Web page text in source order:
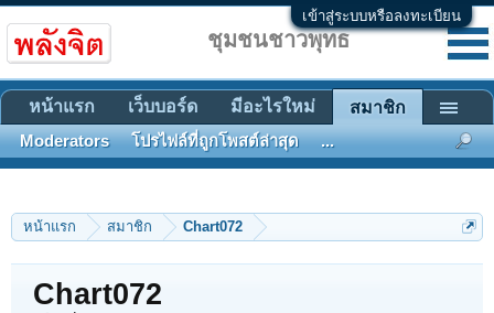
เข้าสู่ระบบหรือลงทะเบียน
หน้าแรก สมาชิก Chart072
Chart072
ชุมชนชาวพุทธ
หน้าแรก เว็บบอร์ด มีอะไรใหม่ สมาชิก
Moderators โปรไฟล์ที่ถูกโพสต์ล่าสุด ...